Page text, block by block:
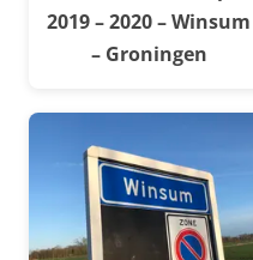
2019 – 2020 – Winsum
– Groningen